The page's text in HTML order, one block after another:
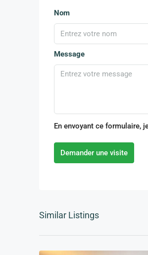
Nom
Message
En envoyant ce formulaire,
Demander une visite
Similar Listings